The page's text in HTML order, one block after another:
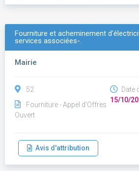
Fourniture et acheminement
services associées-.
Mairie
52
Fourniture - Appel d'Offres
Ouvert
Date
15/10/
Avis d'attribution